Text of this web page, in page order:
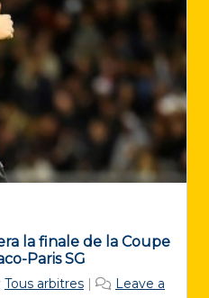
la finale de la Coupe
Paris SG
Tous arbitres |
Leave a